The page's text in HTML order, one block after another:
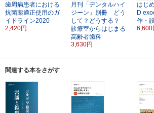
歯周病患者における
抗菌薬適正使用のガ
イドライン2020
2,420円
月刊「デンタルハイ
ジーン」別冊 どう
して？どうする？
診療室からはじまる
高齢者歯科
3,630円
はじ
D
作・
6,600
関連する本をさがす